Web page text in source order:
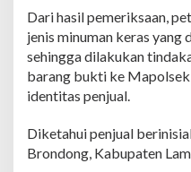
s
i
a
n
u
g
Dari hasil pemeriksaan,
jenis minuman keras
sehingga dilakukan
barang bukti ke
identitas penjual.
Diketahui penjual
Brondong, Kabupaten